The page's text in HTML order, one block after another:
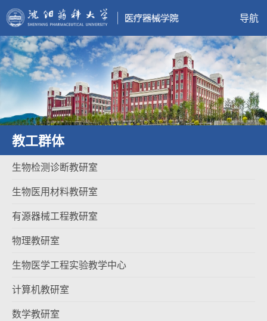
导航
教工群体
生物检测诊断教研室
生物医用材料教研室
有源器械工程教研室
物理教研室
生物医学工程实验教学中心
计算机教研室
数学教研室